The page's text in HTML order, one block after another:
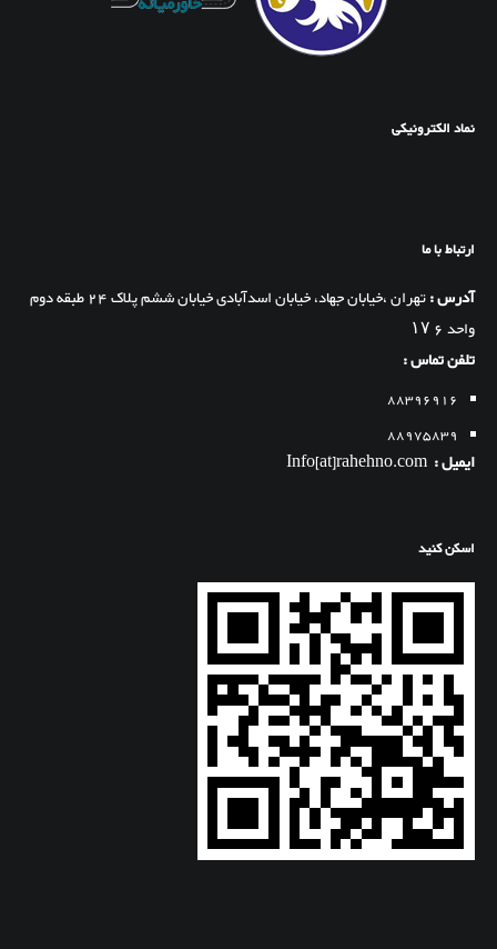
نماد الکترونیکی
ارتباط با ما
آدرس :
تهران ،خیابان جهاد، خیابان اسدآبادی خیابان ششم پلاک 24 طبقه دوم
واحد 6 ۱۷
تلفن تماس :
88396916
88975839
ایمیل :
اسکن کنید